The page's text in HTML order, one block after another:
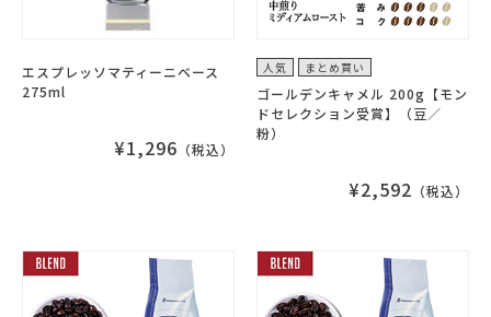
エスプレッソマティーニベース
275ml
¥1,296 （税込）
人気 まとめ買い
ゴールデンキャメル 200g【モン
ドセレクション受賞】（豆／
粉）
¥2,592 （税込）